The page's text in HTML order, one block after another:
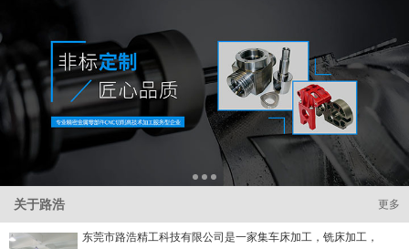
更多
关于路浩
东莞市路浩精工科技有限公司是一家集车床加工，铣床加工，